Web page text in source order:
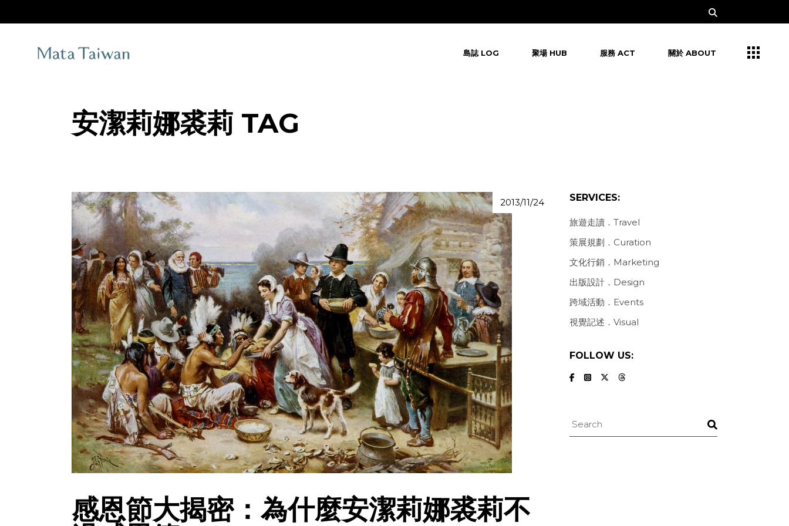
the
島誌 LOG 聚場 HUB 服務 ACT 關於 ABOUT
安潔莉娜裘莉 TAG
2013/11/24
感恩節大揭密：為什麼安潔莉娜裘莉不
SERVICES:
旅遊走讀．Travel
策展規劃．Curation
文化行銷．Marketing
出版設計．Design
跨域活動．Events
視覺記述．Visual
FOLLOW US:
Search